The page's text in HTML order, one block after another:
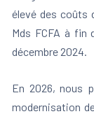
élevé des coûts
Mds FCFA à fin
décembre 2024.
En 2026, nous
modernisation